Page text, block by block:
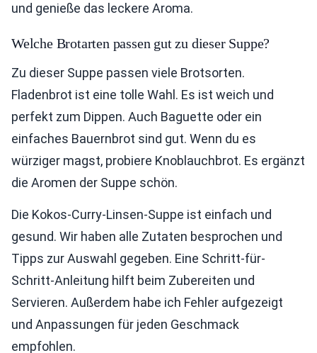
und genieße das leckere Aroma.
Welche Brotarten passen gut zu dieser Suppe?
Zu dieser Suppe passen viele Brotsorten.
Fladenbrot ist eine tolle Wahl. Es ist weich und
perfekt zum Dippen. Auch Baguette oder ein
einfaches Bauernbrot sind gut. Wenn du es
würziger magst, probiere Knoblauchbrot. Es ergänzt
die Aromen der Suppe schön.
Die Kokos-Curry-Linsen-Suppe ist einfach und
gesund. Wir haben alle Zutaten besprochen und
Tipps zur Auswahl gegeben. Eine Schritt-für-
Schritt-Anleitung hilft beim Zubereiten und
Servieren. Außerdem habe ich Fehler aufgezeigt
und Anpassungen für jeden Geschmack
empfohlen.